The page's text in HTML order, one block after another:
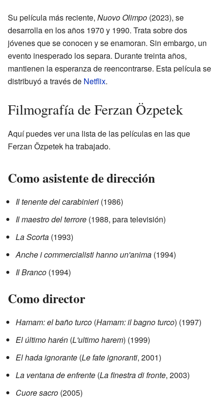
Su película más reciente, Nuovo Olimpo (2023), se
desarrolla en los años 1970 y 1990. Trata sobre dos
jóvenes que se conocen y se enamoran. Sin embargo, un
evento inesperado los separa. Durante treinta años,
mantienen la esperanza de reencontrarse. Esta película se
distribuyó a través de Netflix.
Filmografía de Ferzan Özpetek
Aquí puedes ver una lista de las películas en las que
Ferzan Özpetek ha trabajado.
Como asistente de dirección
Il tenente dei carabinieri (1986)
Il maestro del terrore (1988, para televisión)
La Scorta (1993)
Anche i commercialisti hanno un'anima (1994)
Il Branco (1994)
Como director
Hamam: el baño turco (Hamam: il bagno turco) (1997)
El último harén (L'ultimo harem) (1999)
El hada ignorante (Le fate ignoranti, 2001)
La ventana de enfrente (La finestra di fronte, 2003)
Cuore sacro (2005)